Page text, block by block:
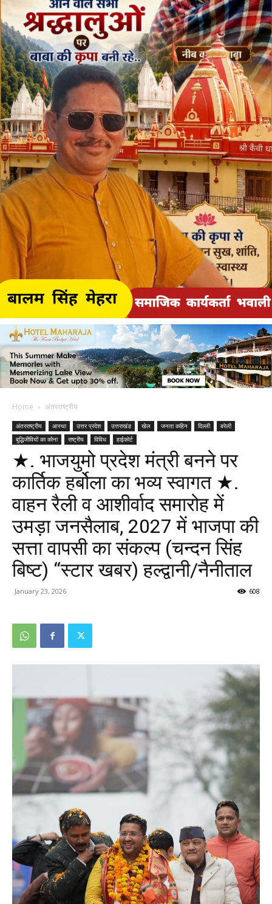
Home अंतरराष्ट्रीय
अंतरराष्ट्रीय आस्था उत्तर प्रदेश उत्तराखंड खेल जनता कहिन दिल्ली
बरेली
बुद्धिजीवियों का कोना
राष्ट्रीय विविध हाईकोर्ट
★. भाजयुमो प्रदेश मंत्री बनने पर
कार्तिक हर्बोला का भव्य स्वागत ★.
वाहन रैली व आशीर्वाद समारोह में
उमड़ा जनसैलाब, 2027 में भाजपा की
सत्ता वापसी का संकल्प (चन्दन सिंह
बिष्ट) “स्टार खबर) हल्द्वानी/नैनीताल
January 23, 2026 608